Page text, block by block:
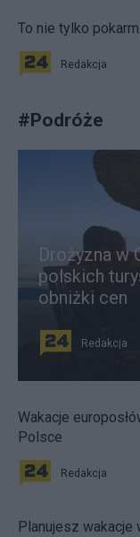
To nie tylko
Redakcja
#Podróże
Drożyzna w
polskich
obniżki cen
Redakcja
Wakacje
Polsce
Redakcja
Planujesz wakacje